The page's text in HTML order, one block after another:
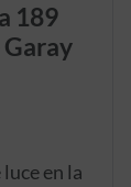
189
Garay
en la